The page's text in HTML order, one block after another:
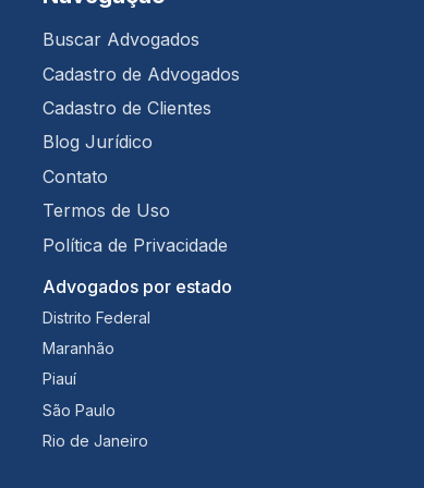
Buscar Advogados
Cadastro de Advogados
Cadastro de Clientes
Blog Jurídico
Contato
Termos de Uso
Política de Privacidade
Advogados por estado
Distrito Federal
Maranhão
Piauí
São Paulo
Rio de Janeiro